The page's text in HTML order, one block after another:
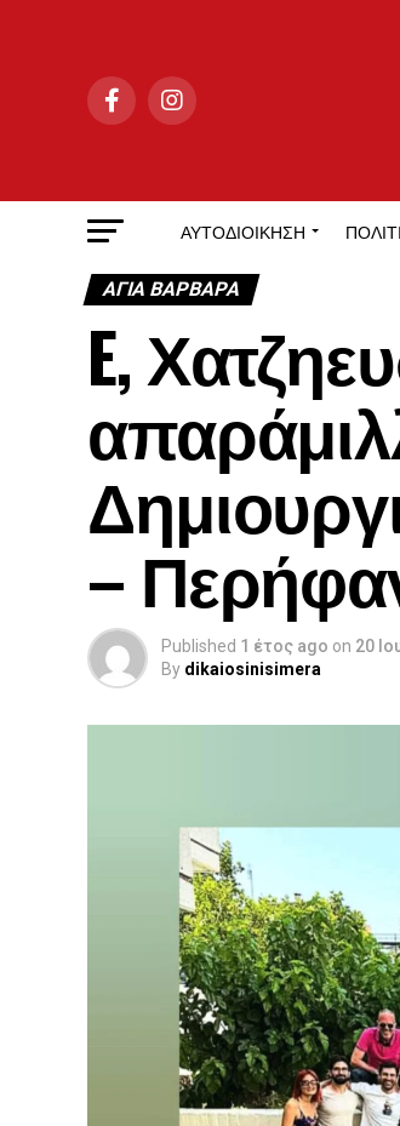
ΑΥΤΟΔΙΟΊΚΗΣΗ
ΑΓΙΑ ΒΑΡΒΑΡΑ
E,
–
Published 1 έτος ago on 20
By dikaiosinisimera